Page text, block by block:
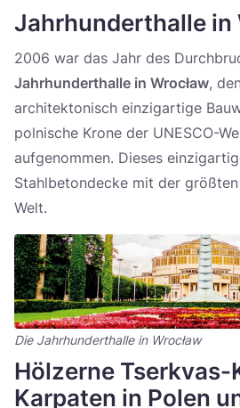
Jahrhunderthalle in
2006 war das Jahr des
Jahrhunderthalle in Wrocław,
architektonisch einzigartige
polnische Krone der UNESCO-
aufgenommen. Dieses
Stahlbetondecke mit der
Welt.
Die Jahrhunderthalle in Wrocław
Hölzerne Tserkvas-
Karpaten in Polen